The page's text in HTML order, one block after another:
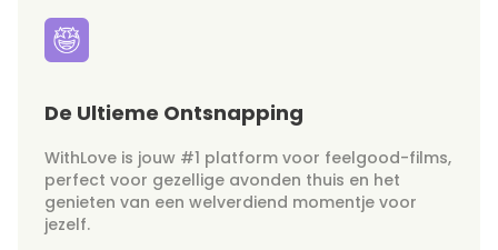
De Ultieme Ontsnapping
WithLove is jouw #1 platform voor feelgood-films,
perfect voor gezellige avonden thuis en het
genieten van een welverdiend momentje voor
jezelf.